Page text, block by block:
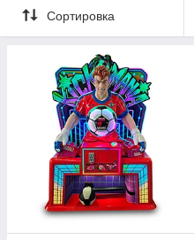
Сортировка